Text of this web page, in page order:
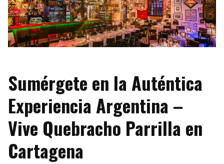
Sumérgete en la Auténtica
Experiencia Argentina –
Vive Quebracho Parrilla en
Cartagena